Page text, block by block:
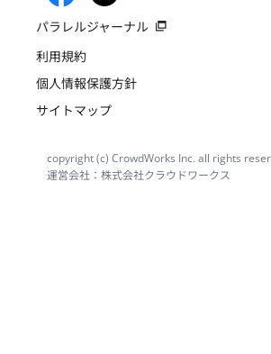
パラレルジャーナル
利用規約
個人情報保護方針
サイトマップ
copyright (c) CrowdWorks Inc. all rights
運営会社：株式会社クラウドワークス